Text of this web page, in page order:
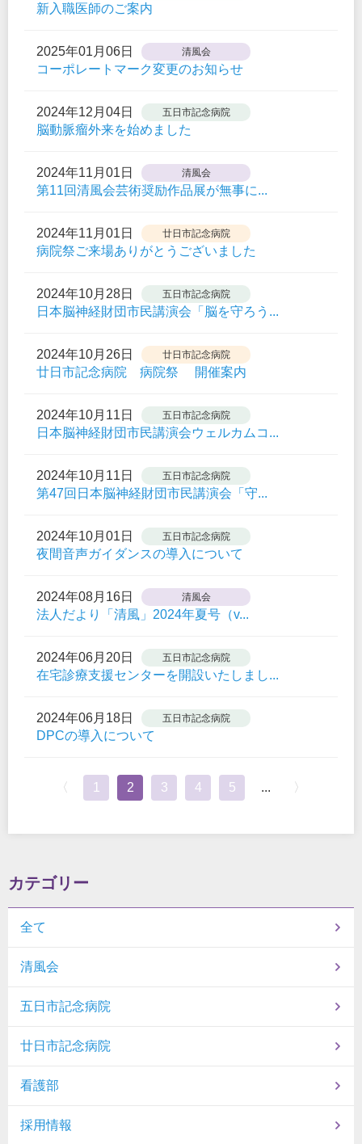
新入職医師のご案内
2025年01月06日 清風会
コーポレートマーク変更のお知らせ
2024年12月04日 五日市記念病院
脳動脈瘤外来を始めました
2024年11月01日 清風会
第11回清風会芸術奨励作品展が無事に...
2024年11月01日 廿日市記念病院
病院祭ご来場ありがとうございました
2024年10月28日 五日市記念病院
日本脳神経財団市民講演会「脳を守ろう...
2024年10月26日 廿日市記念病院
廿日市記念病院 病院祭 開催案内
2024年10月11日 五日市記念病院
日本脳神経財団市民講演会ウェルカムコ...
2024年10月11日 五日市記念病院
第47回日本脳神経財団市民講演会「守...
2024年10月01日 五日市記念病院
夜間音声ガイダンスの導入について
2024年08月16日 清風会
法人だより「清風」2024年夏号（v...
2024年06月20日 五日市記念病院
在宅診療支援センターを開設いたしまし...
2024年06月18日 五日市記念病院
DPCの導入について
〈 1 2 3 4 5 ... 〉
カテゴリー
全て
清風会
五日市記念病院
廿日市記念病院
看護部
採用情報